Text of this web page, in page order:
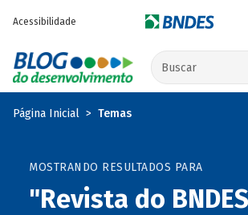
Acessibilidade
Buscar no site
Página Inicial Temas
MOSTRANDO RESULTADOS PARA
"Revista do